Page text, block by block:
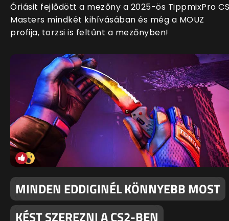
Óriásit fejlődött a mezőny a 2025-ös TippmixPro
Masters mindkét kihívásában és még a MOUZ
profija, torzsi is feltűnt a mezőnyben!
MINDEN EDDIGINÉL KÖNNYEBB MOST
KÉST SZEREZNI A CS2-BEN